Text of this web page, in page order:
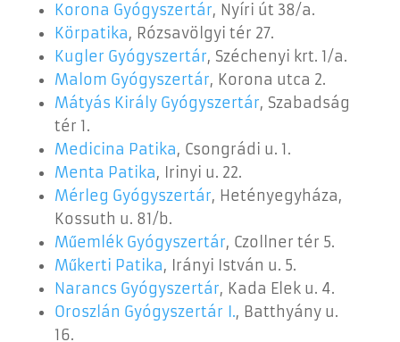
Korona Gyógyszertár, Nyíri út 38/a.
Körpatika, Rózsavölgyi tér 27.
Kugler Gyógyszertár, Széchenyi krt. 1/a.
Malom Gyógyszertár, Korona utca 2.
Mátyás Király Gyógyszertár, Szabadság
tér 1.
Medicina Patika, Csongrádi u. 1.
Menta Patika, Irinyi u. 22.
Mérleg Gyógyszertár, Hetényegyháza,
Kossuth u. 81/b.
Műemlék Gyógyszertár, Czollner tér 5.
Műkerti Patika, Irányi István u. 5.
Narancs Gyógyszertár, Kada Elek u. 4.
Oroszlán Gyógyszertár I., Batthyány u.
16.